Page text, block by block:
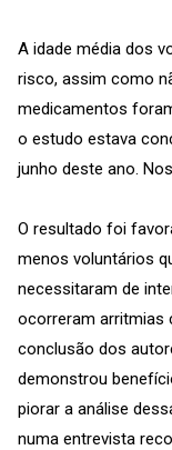
A idade média dos
risco, assim como
medicamentos
o estudo estava
junho deste ano.
O resultado foi
menos voluntários
necessitaram de
ocorreram arritmias
conclusão dos
demonstrou
piorar a análise
numa entrevista